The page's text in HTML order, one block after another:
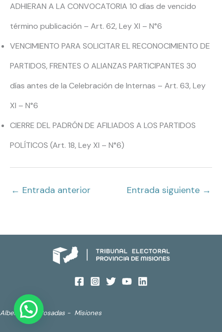
ADHIERAN A LA CONVOCATORIA 10 días de vencido
término publicación – Art. 62, Ley XI – N°6
VENCIMIENTO PARA SOLICITAR EL RECONOCIMIENTO DE
PARTIDOS, FRENTES O ALIANZAS PARTICIPANTES 30
días antes de la Celebración de Internas – Art. 63, Ley
XI – N°6
CIERRE DEL PADRÓN DE AFILIADOS A LOS PARTIDOS
POLÍTICOS (Art. 18, Ley XI – N°6)
← Entrada anterior Entrada siguiente →
Alberdi 690. Posadas - Misiones